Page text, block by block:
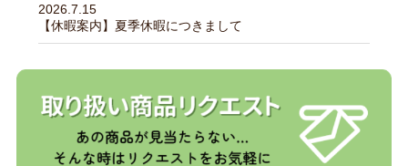
2026.7.15
【休暇案内】夏季休暇につきまして